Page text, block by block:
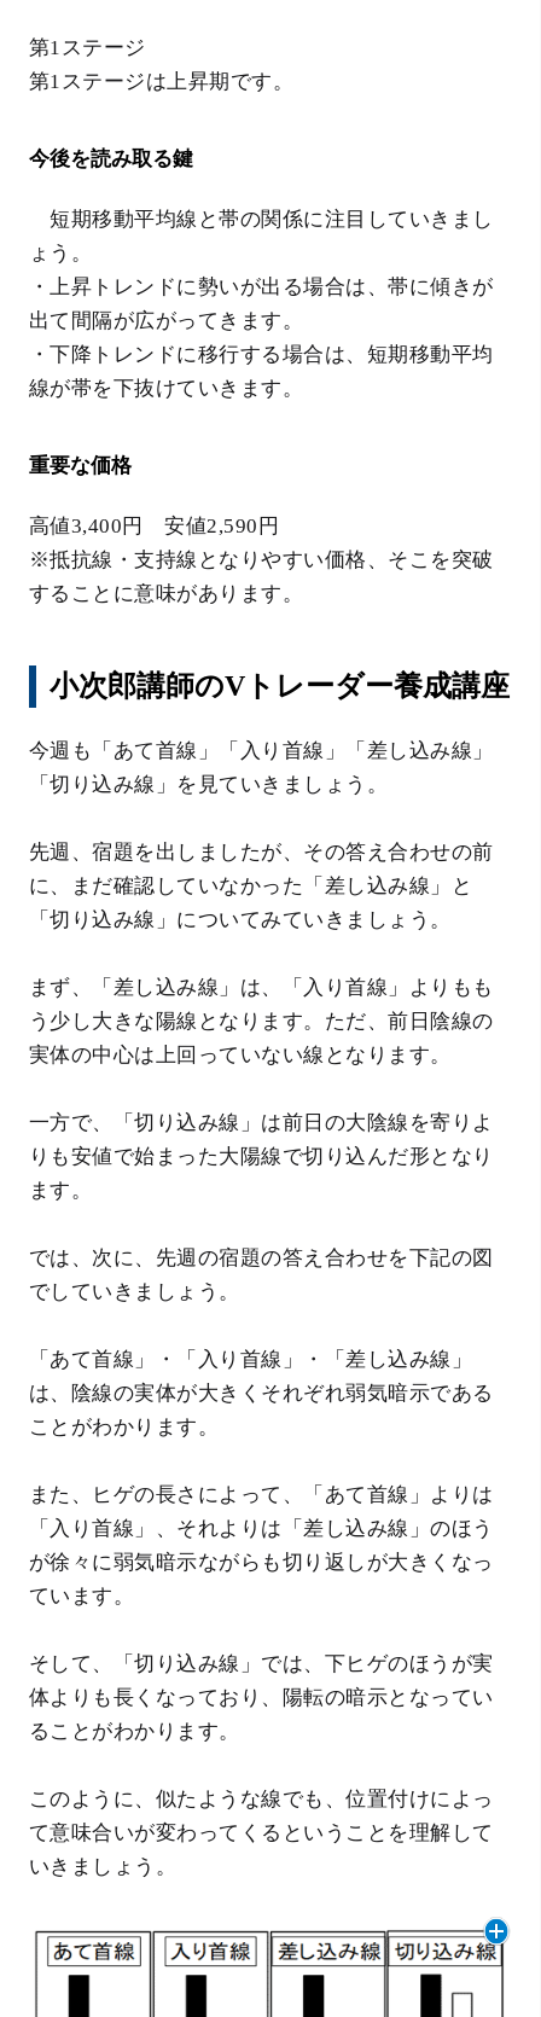
第1ステージ
第1ステージは上昇期です。
今後を読み取る鍵
短期移動平均線と帯の関係に注目していきまし
ょう。
・上昇トレンドに勢いが出る場合は、帯に傾きが
出て間隔が広がってきます。
・下降トレンドに移行する場合は、短期移動平均
線が帯を下抜けていきます。
重要な価格
高値3,400円 安値2,590円
※抵抗線・支持線となりやすい価格、そこを突破
することに意味があります。
小次郎講師のVトレーダー養成講座
今週も「あて首線」「入り首線」「差し込み線」
「切り込み線」を見ていきましょう。
先週、宿題を出しましたが、その答え合わせの前
に、まだ確認していなかった「差し込み線」と
「切り込み線」についてみていきましょう。
まず、「差し込み線」は、「入り首線」よりもも
う少し大きな陽線となります。ただ、前日陰線の
実体の中心は上回っていない線となります。
一方で、「切り込み線」は前日の大陰線を寄りよ
りも安値で始まった大陽線で切り込んだ形となり
ます。
では、次に、先週の宿題の答え合わせを下記の図
でしていきましょう。
「あて首線」・「入り首線」・「差し込み線」
は、陰線の実体が大きくそれぞれ弱気暗示である
ことがわかります。
また、ヒゲの長さによって、「あて首線」よりは
「入り首線」、それよりは「差し込み線」のほう
が徐々に弱気暗示ながらも切り返しが大きくなっ
ています。
そして、「切り込み線」では、下ヒゲのほうが実
体よりも長くなっており、陽転の暗示となってい
ることがわかります。
このように、似たような線でも、位置付けによっ
て意味合いが変わってくるということを理解して
いきましょう。